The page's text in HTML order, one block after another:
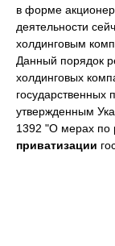
в форме
деятельности
холдинговым
Данный порядок
холдинговых
государственных
утвержденным
1392 "О мерах по
приватизации